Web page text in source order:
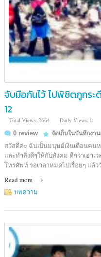
จับมือกันไว้ ไปพิชิตภูกระ
12
Total Views: 2664
Daily Views: 0
0 review
จัดเก็บในบันทึกงาน
สวัสดีค่ะ ฉันเป็นมนุษย์เงินเดือนคน
และทำสิ่งดีๆให้กับสังคม ดีกว่าเอาเ
โทรศัพท์ รอเวลาหมดไปเรื่อยๆ แล้
Read more
บทความ